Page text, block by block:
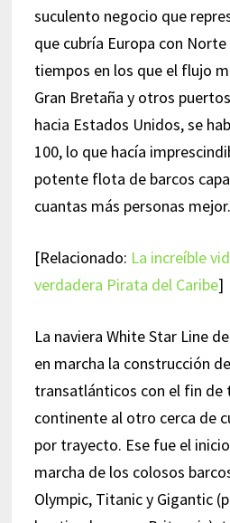
suculento negocio que
que cubría Europa con Norte
tiempos en los que el flujo
Gran Bretaña y otros
hacia Estados Unidos, se
100, lo que hacía
potente flota de barcos
cuantas más personas mejor.
[Relacionado: La increíble
verdadera Pirata del Caribe]
La naviera White Star Line
en marcha la construcción
transatlánticos con el fin de
continente al otro cerca de
por trayecto. Ese fue el
marcha de los colosos
Olympic, Titanic y Gigantic